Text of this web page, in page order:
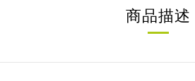
商品描述